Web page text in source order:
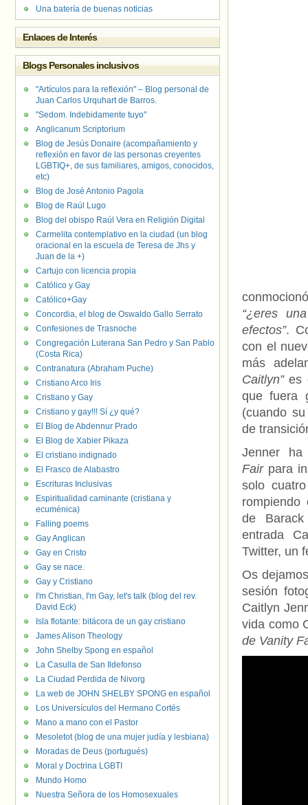
“¿eres
efectos”.
con el
más
Caitlyn”es
que fuera
(cuando
de
Jenner
Fair para
solo
de
entrada
Twitter, un
Os
sesión
Caitlyn
vida como
de Vanity
Una batería de buenas noticias
Enlaces de Interés
Blogs Personales inclusivos
"Artículos para la reflexión" – Blog personal de
Juan Carlos Urquhart de Barros.
"Sedom. Indebidamente tuyo"
Anglicanum Scriptorium
Blog de Jesús Donaire (acompañamiento y
reflexión en favor de las personas creyentes
LGBTIQ+, de sus familiares, amigos, conocidos,
etc)
Blog de José Antonio Pagola
Blog de Raúl Lugo
Blog del obispo Raúl Vera en Religión Digital
Carmelita contemplativo en la ciudad (un blog
oracional en la escuela de Teresa de Jhs y
Juan de la +)
Cartujo con licencia propia
Católico y Gay
Católico+Gay
Concordia, el blog de Oswaldo Gallo Serrato
Confesiones de Trasnoche
Congregación Luterana San Pedro y San Pablo
(Costa Rica)
Contranatura (Abraham Puche)
Cristiano Arco Iris
Cristiano y Gay
Cristiano y gay!!! Sí ¿y qué?
El Blog de Abdennur Prado
El Blog de Xabier Pikaza
El cristiano indignado
El Frasco de Alabastro
Escrituras Inclusivas
Espiritualidad caminante (cristiana y
ecuménica)
Falling poems
Gay Anglican
Gay en Cristo
Gay se nace.
Gay y Cristiano
I'm Christian, I'm Gay, let's talk (blog del rev.
David Eck)
Isla flotante: bitácora de un gay cristiano
James Alison Theology
John Shelby Spong en español
La Casulla de San Ildefonso
La Ciudad Perdida de Nivorg
La web de JOHN SHELBY SPONG en español
Los Universículos del Hermano Cortés
Mano a mano con el Pastor
Mesoletot (blog de una mujer judía y lesbiana)
Moradas de Deus (portugués)
Moral y Doctrina LGBTI
Mundo Homo
Nuestra Señora de los Homosexuales